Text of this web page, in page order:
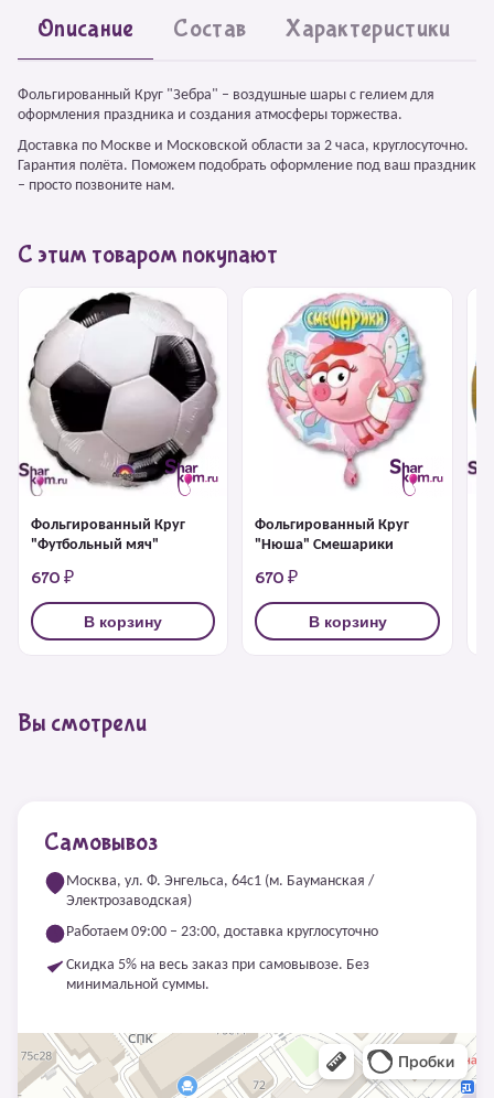
Описание Состав Характеристики
Фольгированный Круг "Зебра" – воздушные шары с гелием для
оформления праздника и создания атмосферы торжества.
Доставка по Москве и Московской области за 2 часа, круглосуточно.
Гарантия полёта. Поможем подобрать оформление под ваш праздник
– просто позвоните нам.
С этим товаром покупают
Фольгированный Круг
"Футбольный мяч"
670 ₽
В корзину
Фольгированный Круг
"Нюша" Смешарики
670 ₽
В корзину
Вы смотрели
Самовывоз
Москва, ул. Ф. Энгельса, 64с1 (м. Бауманская /
Электрозаводская)
Работаем 09:00 – 23:00, доставка круглосуточно
Скидка 5% на весь заказ при самовывозе. Без
минимальной суммы.